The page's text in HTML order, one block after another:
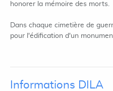
honorer la mémoire des morts.
Dans chaque cimetière de
pour l'édification d'un
Informations DILA